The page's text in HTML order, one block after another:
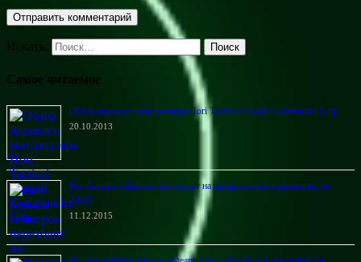
Искать: Поиск
Самое читаемое
Обзор игрового контроллера Hori Tactical Assault Commander Grip
20.10.2013
Все больше геймеров переходят на процессоры и видеокарты от
AMD
11.12.2015